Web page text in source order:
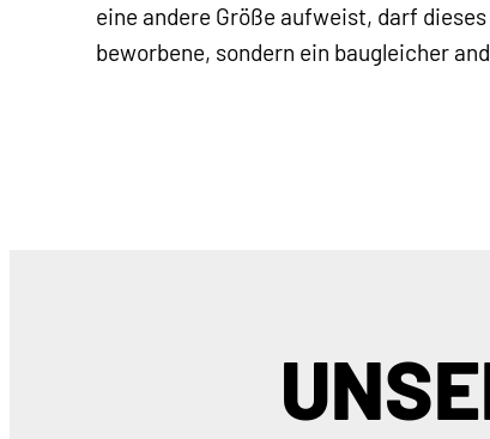
eine andere Größe aufweist, darf
beworbene, sondern ein baugleicher